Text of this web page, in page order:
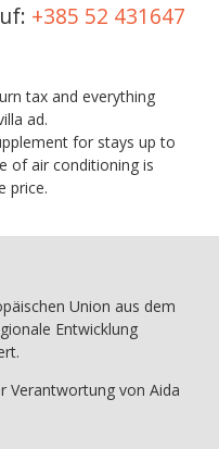
+385 52 431647
tax and everything
ad.
for stays up to
of air conditioning is
price.
Union aus dem
Entwicklung
Verantwortung von Aida